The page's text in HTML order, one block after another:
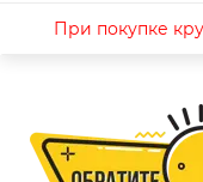
При покупке